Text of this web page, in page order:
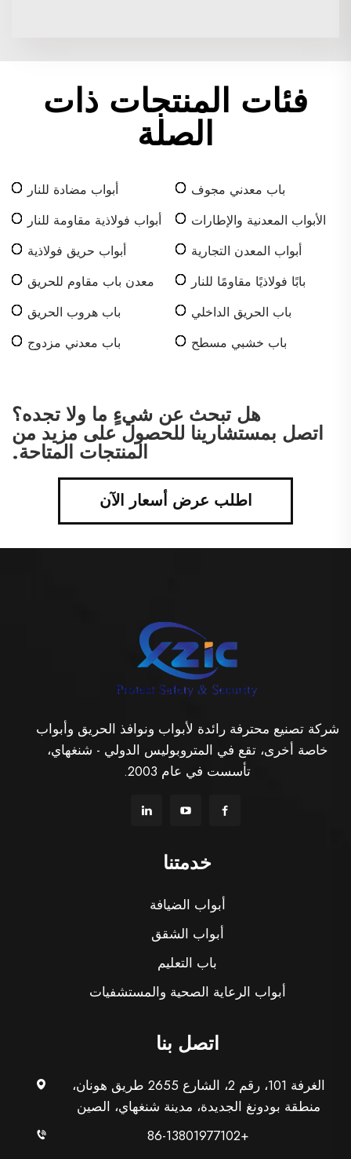
فئات المنتجات ذات
الصلة
باب معدني مجوف
أبواب مضادة للنار
الأبواب المعدنية والإطارات
أبواب فولاذية مقاومة للنار
أبواب المعدن التجارية
أبواب حريق فولاذية
بابًا فولاذيًا مقاومًا للنار
معدن باب مقاوم للحريق
باب الحريق الداخلي
باب هروب الحريق
باب خشبي مسطح
باب معدني مزدوج
هل تبحث عن شيءٍ ما ولا تجده؟
اتصل بمستشارينا للحصول على مزيد من
المنتجات المتاحة.
اطلب عرض أسعار الآن
شركة تصنيع محترفة رائدة لأبواب ونوافذ الحريق وأبواب
خاصة أخرى، تقع في المتروبوليس الدولي - شنغهاي،
تأسست في عام 2003.
خدمتنا
أبواب الضيافة
أبواب الشقق
باب التعليم
أبواب الرعاية الصحية والمستشفيات
اتصل بنا
الغرفة 101، رقم 2، الشارع 2655 طريق هونان،
منطقة بودونغ الجديدة، مدينة شنغهاي، الصين
+86-13801977102